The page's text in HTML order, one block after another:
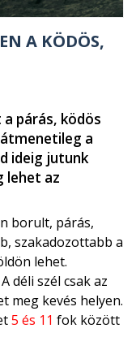
A KÖDÖS,
párás, ködös
a
ideig jutunk
lehet az
borult, párás,
szakadozottabb a
lehet.
déli szél csak az
meg kevés helyen.
5 és 11 fok között